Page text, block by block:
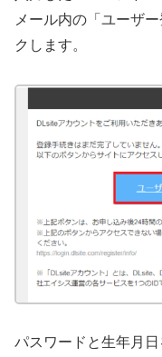
メール内の「ユーザ
クします。
パスワードと生年月